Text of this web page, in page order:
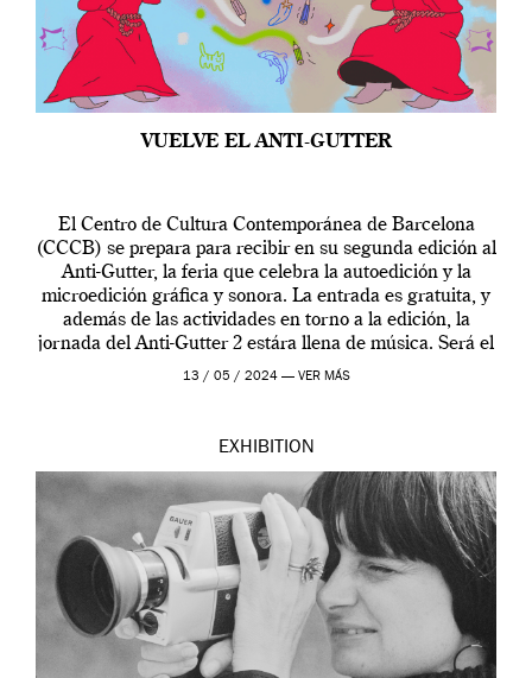
VUELVE EL ANTI-GUTTER
El Centro de Cultura Contemporánea de Barcelona
(CCCB) se prepara para recibir en su segunda edición al
Anti-Gutter, la feria que celebra la autoedición y la
microedición gráfica y sonora. La entrada es gratuita, y
además de las actividades en torno a la edición, la
jornada del Anti-Gutter 2 estára llena de música. Será el
[…]
13 / 05 / 2024 — VER MÁS
EXHIBITION